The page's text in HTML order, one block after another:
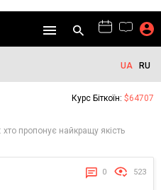
UA RU
Курс Біткоїн: $64707
хто пропонує найкращу якість
0 523